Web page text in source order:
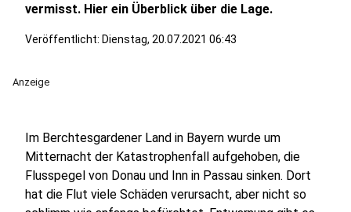
vermisst. Hier ein Überblick über die Lage.
Veröffentlicht: Dienstag, 20.07.2021 06:43
Anzeige
Im Berchtesgardener Land in Bayern wurde um
Mitternacht der Katastrophenfall aufgehoben, die
Flusspegel von Donau und Inn in Passau sinken. Dort
hat die Flut viele Schäden verursacht, aber nicht so